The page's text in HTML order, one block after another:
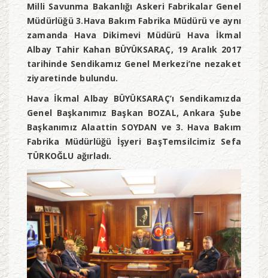
Milli Savunma Bakanlığı Askeri Fabrikalar Genel
Müdürlüğü 3.Hava Bakım Fabrika Müdürü ve aynı
zamanda Hava Dikimevi Müdürü Hava İkmal
Albay Tahir Kahan BÜYÜKSARAÇ, 19 Aralık 2017
tarihinde Sendikamız Genel Merkezi’ne nezaket
ziyaretinde bulundu.
Hava İkmal Albay BÜYÜKSARAÇ’ı Sendikamızda
Genel Başkanımız Başkan BOZAL, Ankara Şube
Başkanımız Alaattin SOYDAN ve 3. Hava Bakım
Fabrika Müdürlüğü İşyeri BaşTemsilcimiz Sefa
TÜRKOĞLU ağırladı.